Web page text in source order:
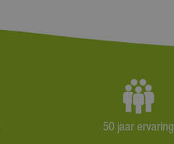
50 jaar ervaring